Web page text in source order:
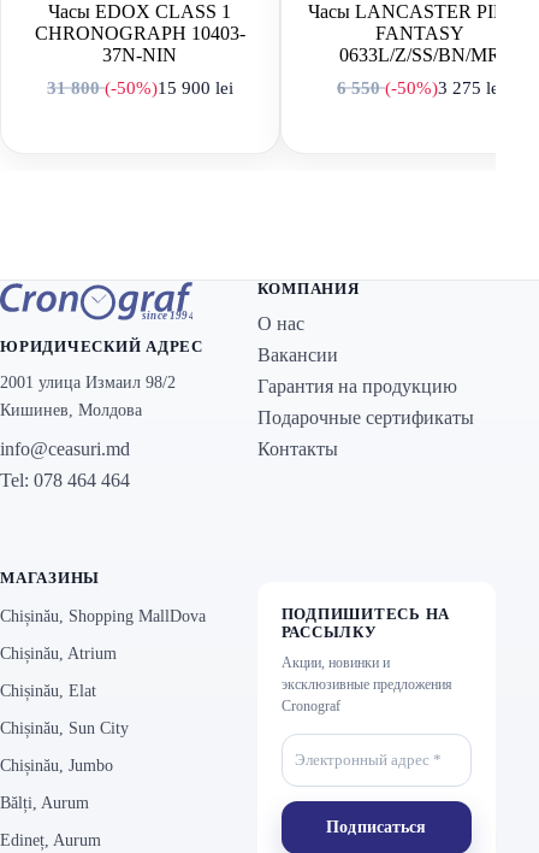
Часы EDOX CLASS 1
CHRONOGRAPH 10403-
37N-NIN
31 800(-50%)
Первоначальная цена составляла 31 800 lei.
15 900 lei
Текущая цена: 15 900 lei.
Часы LANCASTER PILLO
FANTASY
0633L/Z/SS/BN/MR
6 550(-50%)3 275 lei
Текущая
ЮРИДИЧЕСКИЙ АДРЕС
2001 улица Измаил 98/2
Кишинев, Молдова
info@ceasuri.md
Tel: 078 464 464
КОМПАНИЯ
О нас
Вакансии
Гарантия на продукцию
Подарочные сертификаты
Контакты
МАГАЗИНЫ
Chișinău, Shopping MallDova
Chișinău, Atrium
Chișinău, Elat
Chișinău, Sun City
Chișinău, Jumbo
Bălți, Aurum
Edineț, Aurum
ПОДПИШИТЕСЬ НА
РАССЫЛКУ
Акции, новинки и
эксклюзивные предложения
Cronograf